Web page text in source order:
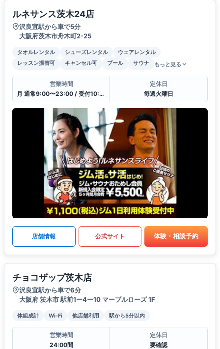
ルネサンス茨木24店
沢良宜駅から車で5分
大阪府茨木市舟木町2-25
タオルレンタル シューズレンタル
ウェアレンタル
レッスン振替可
キャンセル可 プール サウナ もっと見る
営業時間
月 通常9:00〜23:00 / 受付10:00〜21:00
定休日
毎週火曜日
店舗情報 公式サイト 体験・相談予約
チョコザップ茨木店
沢良宜駅から車で6分
大阪府 茨木市 駅前1ー4ー10 マーブルローズ 1F
体組成計 Wi-Fi 他店舗利用 駅から5分以内
営業時間
24:00間
定休日
要確認